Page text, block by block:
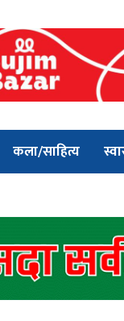
कला/साहित्य